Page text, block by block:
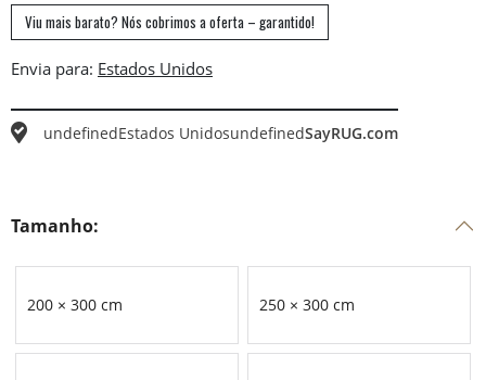
Viu mais barato? Nós cobrimos a oferta – garantido!
Envia para:
undefinedEstados UnidosundefinedSayRUG.com
Tamanho:
200 × 300 cm 250 × 300 cm